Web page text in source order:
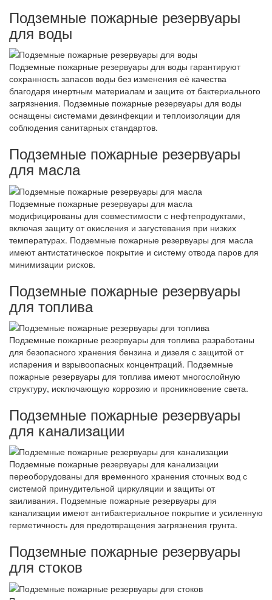
Подземные пожарные резервуары
для воды
Подземные пожарные резервуары для воды гарантируют
сохранность запасов воды без изменения её качества
благодаря инертным материалам и защите от бактериального
загрязнения. Подземные пожарные резервуары для воды
оснащены системами дезинфекции и теплоизоляции для
соблюдения санитарных стандартов.
Подземные пожарные резервуары
для масла
Подземные пожарные резервуары для масла
модифицированы для совместимости с нефтепродуктами,
включая защиту от окисления и загустевания при низких
температурах. Подземные пожарные резервуары для масла
имеют антистатическое покрытие и систему отвода паров для
минимизации рисков.
Подземные пожарные резервуары
для топлива
Подземные пожарные резервуары для топлива разработаны
для безопасного хранения бензина и дизеля с защитой от
испарения и взрывоопасных концентраций. Подземные
пожарные резервуары для топлива имеют многослойную
структуру, исключающую коррозию и проникновение света.
Подземные пожарные резервуары
для канализации
Подземные пожарные резервуары для канализации
переоборудованы для временного хранения сточных вод с
системой принудительной циркуляции и защиты от
заиливания. Подземные пожарные резервуары для
канализации имеют антибактериальное покрытие и усиленную
герметичность для предотвращения загрязнения грунта.
Подземные пожарные резервуары
для стоков